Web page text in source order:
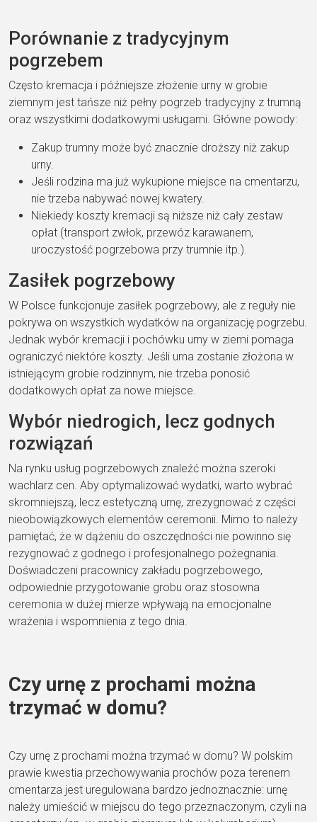
Porównanie z tradycyjnym
pogrzebem
Często kremacja i późniejsze złożenie urny w grobie
ziemnym jest tańsze niż pełny pogrzeb tradycyjny z trumną
oraz wszystkimi dodatkowymi usługami. Główne powody:
Zakup trumny może być znacznie droższy niż zakup
urny.
Jeśli rodzina ma już wykupione miejsce na cmentarzu,
nie trzeba nabywać nowej kwatery.
Niekiedy koszty kremacji są niższe niż cały zestaw
opłat (transport zwłok, przewóz karawanem,
uroczystość pogrzebowa przy trumnie itp.).
Zasiłek pogrzebowy
W Polsce funkcjonuje zasiłek pogrzebowy, ale z reguły nie
pokrywa on wszystkich wydatków na organizację pogrzebu.
Jednak wybór kremacji i pochówku urny w ziemi pomaga
ograniczyć niektóre koszty. Jeśli urna zostanie złożona w
istniejącym grobie rodzinnym, nie trzeba ponosić
dodatkowych opłat za nowe miejsce.
Wybór niedrogich, lecz godnych
rozwiązań
Na rynku usług pogrzebowych znaleźć można szeroki
wachlarz cen. Aby optymalizować wydatki, warto wybrać
skromniejszą, lecz estetyczną urnę, zrezygnować z części
nieobowiązkowych elementów ceremonii. Mimo to należy
pamiętać, że w dążeniu do oszczędności nie powinno się
rezygnować z godnego i profesjonalnego pożegnania.
Doświadczeni pracownicy zakładu pogrzebowego,
odpowiednie przygotowanie grobu oraz stosowna
ceremonia w dużej mierze wpływają na emocjonalne
wrażenia i wspomnienia z tego dnia.
Czy urnę z prochami można
trzymać w domu?
Czy urnę z prochami można trzymać w domu? W polskim
prawie kwestia przechowywania prochów poza terenem
cmentarza jest uregulowana bardzo jednoznacznie: urnę
należy umieścić w miejscu do tego przeznaczonym, czyli na